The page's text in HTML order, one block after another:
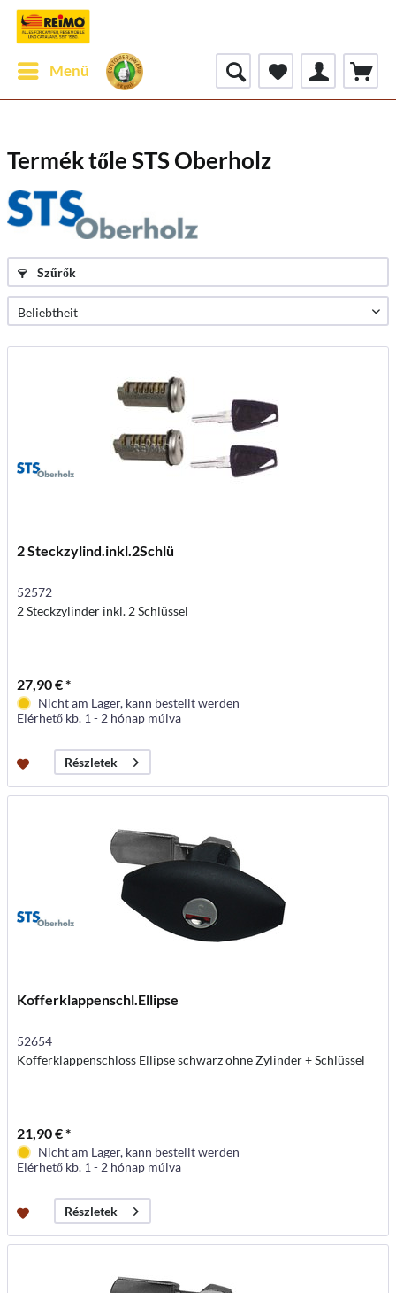
Menü
Termék tőle STS Oberholz
Szűrők
2 Steckzylind.inkl.2Schlü
52572
2 Steckzylinder inkl. 2 Schlüssel
27,90 € *
Nicht am Lager, kann bestellt werden
Elérhető kb. 1 - 2 hónap múlva
Részletek
Kofferklappenschl.Ellipse
52654
Kofferklappenschloss Ellipse schwarz ohne Zylinder + Schlüssel
21,90 € *
Nicht am Lager, kann bestellt werden
Elérhető kb. 1 - 2 hónap múlva
Részletek